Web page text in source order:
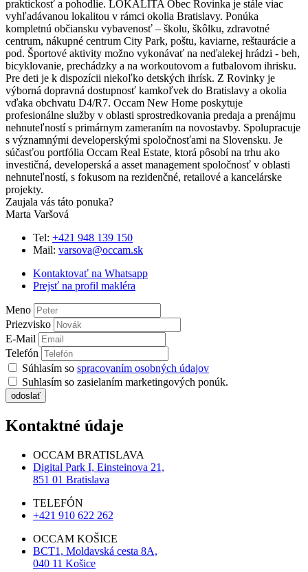
praktickosť a pohodlie. LOKALITA Obec Rovinka je stále viac
vyhľadávanou lokalitou v rámci okolia Bratislavy. Ponúka
kompletnú občiansku vybavenosť – školu, škôlku, zdravotné
centrum, nákupné centrum City Park, poštu, kaviarne, reštaurácie a
pod. Športové aktivity možno vykonávať na neďalekej hrádzi - beh,
bicyklovanie, prechádzky a na workoutovom a futbalovom ihrisku.
Pre deti je k dispozícii niekoľko detských ihrísk. Z Rovinky je
výborná dopravná dostupnosť kamkoľvek do Bratislavy a okolia
vďaka obchvatu D4/R7. Occam New Home poskytuje
profesionálne služby v oblasti sprostredkovania predaja a prenájmu
nehnuteľností s primárnym zameraním na novostavby. Spolupracuje
s významnými developerskými spoločnosťami na Slovensku. Je
súčasťou portfólia Occam Real Estate, ktorá pôsobí na trhu ako
investičná, developerská a asset management spoločnosť v oblasti
nehnuteľností, s fokusom na rezidenčné, retailové a kancelárske
projekty.
Zaujala vás táto ponuka?
Marta Varšová
Tel: +421 948 139 150
Mail: varsova@occam.sk
Kontaktovať na Whatsapp
Prejsť na profil makléra
Meno
Priezvisko
E-Mail
Telefón
Súhlasím so spracovaním osobných údajov
Suhlasím so zasielaním marketingových ponúk.
odoslať
Kontaktné údaje
OCCAM BRATISLAVA
Digital Park I, Einsteinova 21,
851 01 Bratislava
TELEFÓN
+421 910 622 262
OCCAM KOŠICE
BCT1, Moldavská cesta 8A,
040 11 Košice